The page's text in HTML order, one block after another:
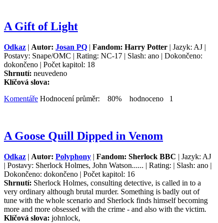
A Gift of Light
Odkaz | Autor: Josan PQ | Fandom: Harry Potter | Jazyk: AJ |
Postavy: Snape/OMC | Rating: NC-17 | Slash: ano | Dokončeno:
dokončeno | Počet kapitol: 18
Shrnutí: neuvedeno
Klíčová slova:
Komentáře Hodnocení průměr: 80% hodnoceno 1
A Goose Quill Dipped in Venom
Odkaz | Autor: Polyphony | Fandom: Sherlock BBC | Jazyk: AJ
| Postavy: Sherlock Holmes, John Watson...... | Rating: | Slash: ano |
Dokončeno: dokončeno | Počet kapitol: 16
Shrnutí: Sherlock Holmes, consulting detective, is called in to a
very ordinary although brutal murder. Something is badly out of
tune with the whole scenario and Sherlock finds himself becoming
more and more obsessed with the crime - and also with the victim.
Klíčová slova: johnlock,